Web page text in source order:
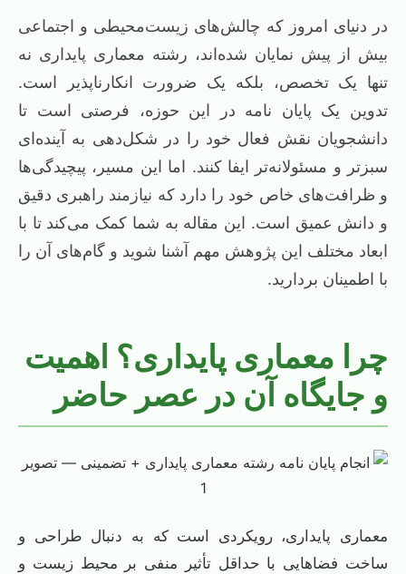
در دنیای امروز که چالش‌های زیست‌محیطی و اجتماعی
بیش از پیش نمایان شده‌اند، رشته معماری پایداری نه
تنها یک تخصص، بلکه یک ضرورت انکارناپذیر است.
تدوین یک پایان نامه در این حوزه، فرصتی است تا
دانشجویان نقش فعال خود را در شکل‌دهی به آینده‌ای
سبزتر و مسئولانه‌تر ایفا کنند. اما این مسیر، پیچیدگی‌ها
و ظرافت‌های خاص خود را دارد که نیازمند راهبری دقیق
و دانش عمیق است. این مقاله به شما کمک می‌کند تا با
ابعاد مختلف این پژوهش مهم آشنا شوید و گام‌های آن را
با اطمینان بردارید.
چرا معماری پایداری؟ اهمیت
و جایگاه آن در عصر حاضر
معماری پایداری، رویکردی است که به دنبال طراحی و
ساخت فضاهایی با حداقل تأثیر منفی بر محیط زیست و